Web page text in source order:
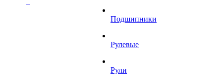
Подшипники
Рулевые
Рули